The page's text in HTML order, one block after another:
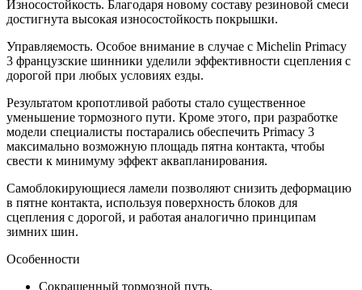
Износостойкость. Благодаря новому составу резиновой смеси
достигнута высокая износостойкость покрышки.
Управляемость. Особое внимание в случае с Michelin Primacy
3 французские шинники уделили эффективности сцепления с
дорогой при любых условиях езды.
Результатом кропотливой работы стало существенное
уменьшение тормозного пути. Кроме этого, при разработке
модели специалисты постарались обеспечить Primacy 3
максимально возможную площадь пятна контакта, чтобы
свести к минимуму эффект аквапланирования.
Самоблокирующиеся ламели позволяют снизить деформацию
в пятне контакта, используя поверхность блоков для
сцепления с дорогой, и работая аналогично принципам
зимних шин.
Особенности
Сокращенный тормозной путь.